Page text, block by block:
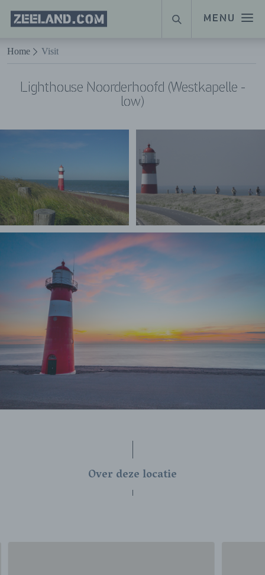
Naar hoofdinhoud
MENU
Homepage
Zeeland.com
ZOEKEN
Home Visit
Lighthouse Noorderhoofd (Westkapelle -
low)
Over deze locatie